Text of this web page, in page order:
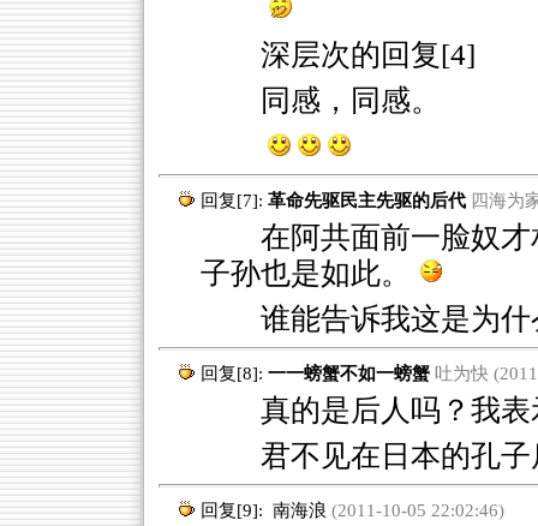
深层次的回复[4]
同感，同感。
回复[7]: 革命先驱民主先驱的后代 四海为
在阿共面前一脸奴才
子孙也是如此。
谁能告诉我这是为
回复[8]: 一一螃蟹不如一螃蟹 吐为快
真的是后人吗？我表
君不见在日本的孔
回复[9]: 南海浪 (2011-10-05 22:02:46)